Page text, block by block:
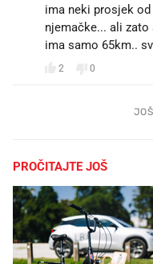
ima neki prosjek
njemačke... ali zato
ima samo 65km..
2 0
PROČITAJTE JOŠ